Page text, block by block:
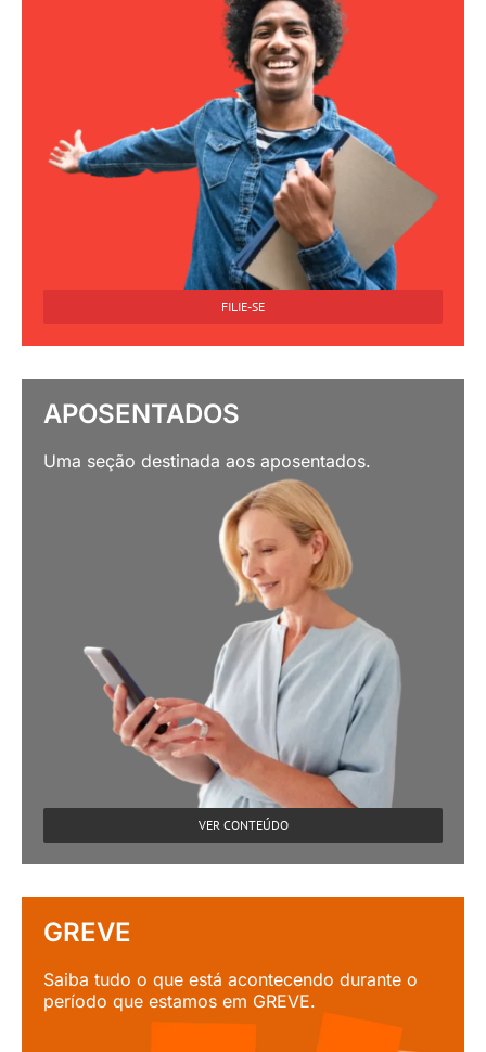
FILIE-SE
APOSENTADOS
Uma seção destinada aos aposentados.
VER CONTEÚDO
GREVE
Saiba tudo o que está acontecendo durante o
período que estamos em GREVE.